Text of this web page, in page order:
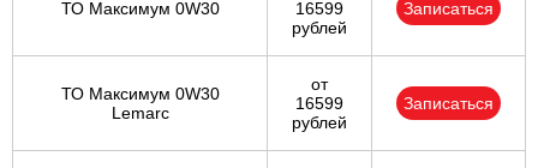
ТО Максимум 0W30
16599
рублей
Записаться
ТО Максимум 0W30
Lemarc
от
16599
рублей
Записаться